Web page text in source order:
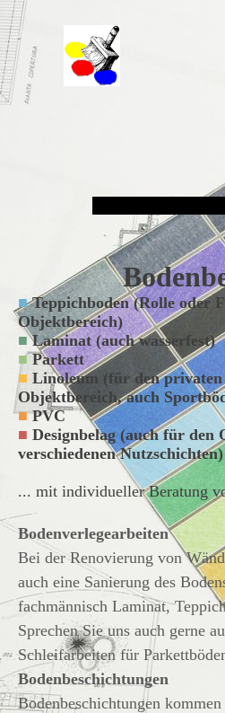
■Teppichboden (Rolle oder
Objektbereich)
■Laminat (auch wasserfest)
■Parkett
■ Linoleum (für den privaten
Objektbereich, auch
■PVC
■ Designbelag (auch für den
verschiedenen Nutzschichten)
... mit individueller Beratung
Bodenverlegearbeiten
Bei der Renovierung von
auch eine Sanierung des
fachmännisch Laminat,
Sprechen Sie uns auch gerne
Schleifarbeiten für
Bodenbeschichtungen
Bodenbeschichtungen